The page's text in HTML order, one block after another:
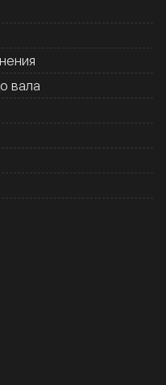
вала